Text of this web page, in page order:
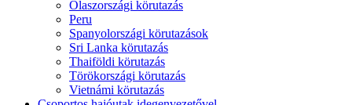
Olaszországi körutazás
Peru
Spanyolországi körutazások
Sri Lanka körutazás
Thaiföldi körutazás
Törökországi körutazás
Vietnámi körutazás